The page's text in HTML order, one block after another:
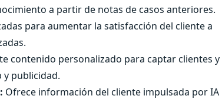
a partir de notas de casos anteriores.
para aumentar la satisfacción del cliente a
contenido personalizado para captar clientes y
y publicidad.
Ofrece información del cliente impulsada por IA